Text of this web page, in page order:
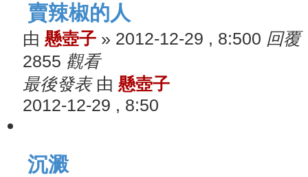
賣辣椒的人
由 懸壺子 » 2012-12-29 , 8:500 回覆
2855 觀看
最後發表 由 懸壺子
2012-12-29 , 8:50
沉澱